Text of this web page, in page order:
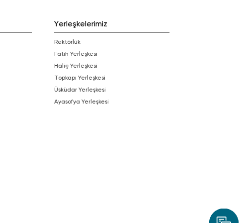
Yerleşkelerimiz
Rektörlük
Fatih Yerleşkesi
Haliç Yerleşkesi
Topkapı Yerleşkesi
Üsküdar Yerleşkesi
Ayasofya Yerleşkesi